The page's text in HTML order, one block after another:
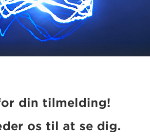
din tilmelding!
os til at se dig.